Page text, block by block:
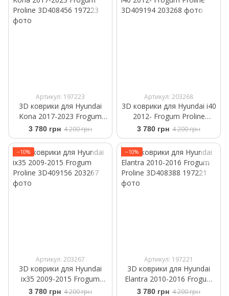
Артикул: 197223
3D коврики для Hyundai
Kona 2017-2023 Frogum
Proline 3D408456
3 780 грн 4 200 грн
Артикул: 203268
3D коврики для Hyundai i40
2012- Frogum Proline
3D409194
3 780 грн 4 200 грн
−10%
Артикул: 203267
3D коврики для Hyundai
ix35 2009-2015 Frogum
Proline 3D409156
3 780 грн 4 200 грн
−10%
Артикул: 197221
3D коврики для Hyundai
Elantra 2010-2016 Frogum
Proline 3D408388
3 780 грн 4 200 грн